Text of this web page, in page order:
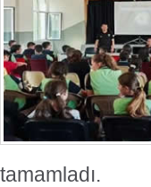
tamamladı.